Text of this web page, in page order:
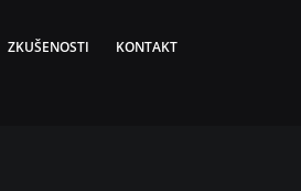
ZKUŠENOSTI KONTAKT